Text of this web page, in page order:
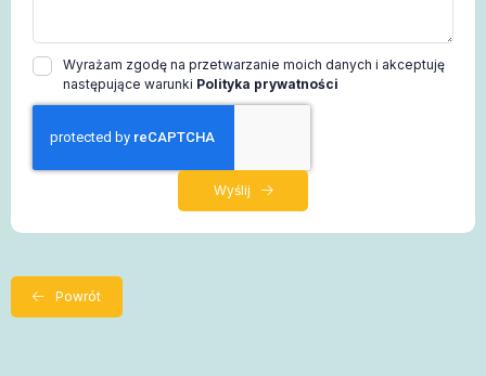
Wyrażam zgodę na przetwarzanie moich danych i akceptuję
następujące warunki Polityka prywatności
Wyślij
Powrót